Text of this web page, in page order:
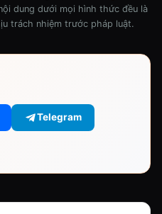
dung dưới mọi hình thức đều là
trách nhiệm trước pháp luật.
Telegram